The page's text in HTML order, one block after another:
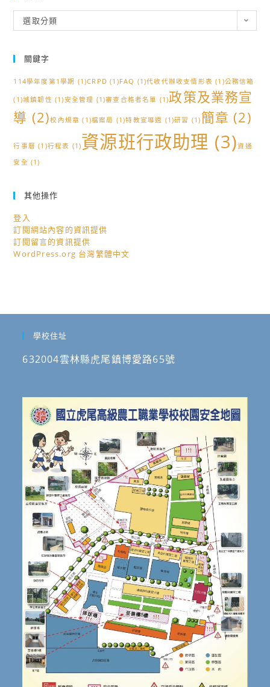
類
選取分類
關鍵字
114學年度第1學期 (1)CRPD (1)FAQ (1)代收代辦收支情形表 (1)公務信箱
(1)城鎮韌性 (1)安全管理 (1)審查合格者名單 (1)政策及業務宣
導 (2)校內規章 (1)檔案局 (1)特教宣導週 (1)研習 (1) 簡章 (2)
行事曆 (1)行程表 (1)資源班行政助理 (3)資通
安全 (1)
其他操作
登入
訂閱網站內容的資訊提供
訂閱留言的資訊提供
WordPress.org 台灣繁體中文
學校住址
632004雲林縣虎尾鎮博愛路65號